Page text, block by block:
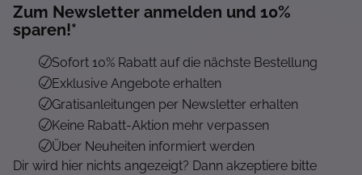
Zum Newsletter anmelden und 10%
sparen!*
Sofort 10% Rabatt auf die nächste Bestellung
Exklusive Angebote erhalten
Gratisanleitungen per Newsletter erhalten
Keine Rabatt-Aktion mehr verpassen
Über Neuheiten informiert werden
Dir wird hier nichts angezeigt? Dann akzeptiere bitte